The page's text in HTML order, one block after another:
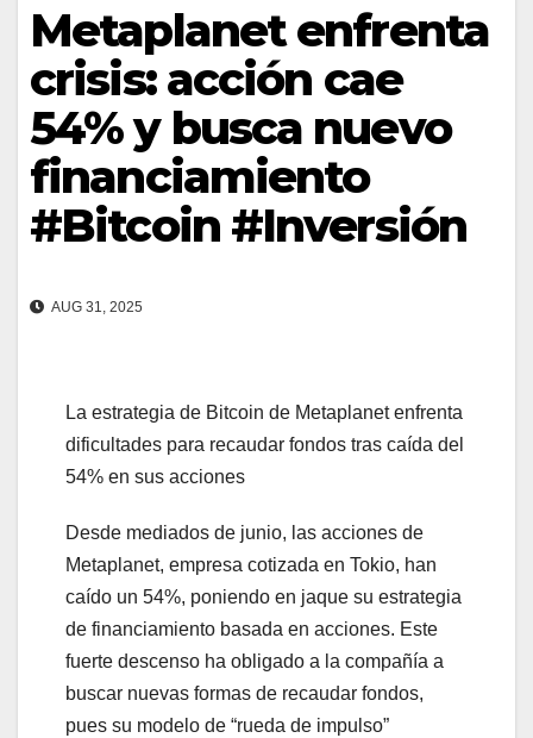
Metaplanet enfrenta
crisis: acción cae
54% y busca nuevo
financiamiento
#Bitcoin #Inversión
AUG 31, 2025
La estrategia de Bitcoin de Metaplanet enfrenta
dificultades para recaudar fondos tras caída del
54% en sus acciones
Desde mediados de junio, las acciones de
Metaplanet, empresa cotizada en Tokio, han
caído un 54%, poniendo en jaque su estrategia
de financiamiento basada en acciones. Este
fuerte descenso ha obligado a la compañía a
buscar nuevas formas de recaudar fondos,
pues su modelo de “rueda de impulso”